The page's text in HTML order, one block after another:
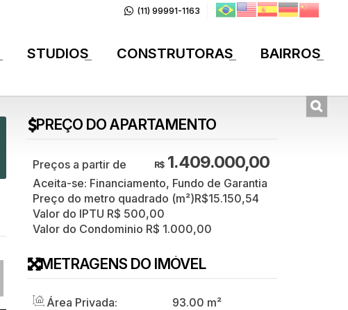
(11) 99991-1163
BAIRROS
CONSTRUTORAS
STUDIOS
PREÇO DO APARTAMENTO
R$1.409.000,00
Aceita-se: Financiamento, Fundo de Garantia
Preço do metro quadrado (m²)R$15.150,54
Valor do IPTU R$ 500,00
Valor do Condominio R$ 1.000,00
METRAGENS DO IMÓVEL
Área Privada: 93.00 m²